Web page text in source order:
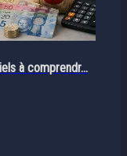
à comprendr...